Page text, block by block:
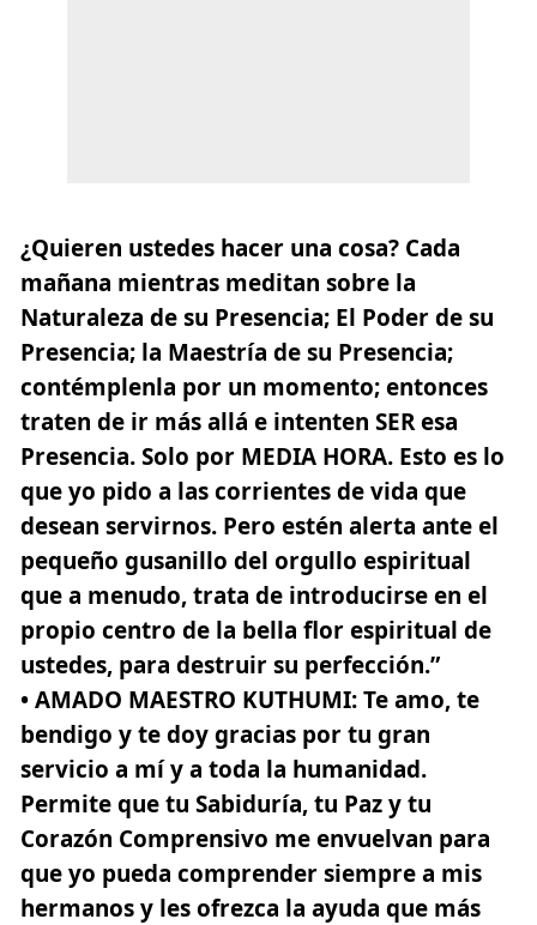
¿Quieren ustedes hacer una cosa? Cada
mañana mientras meditan sobre la
Naturaleza de su Presencia; El Poder de su
Presencia; la Maestría de su Presencia;
contémplenla por un momento; entonces
traten de ir más allá e intenten SER esa
Presencia. Solo por MEDIA HORA. Esto es lo
que yo pido a las corrientes de vida que
desean servirnos. Pero estén alerta ante el
pequeño gusanillo del orgullo espiritual
que a menudo, trata de introducirse en el
propio centro de la bella flor espiritual de
ustedes, para destruir su perfección.”
• AMADO MAESTRO KUTHUMI: Te amo, te
bendigo y te doy gracias por tu gran
servicio a mí y a toda la humanidad.
Permite que tu Sabiduría, tu Paz y tu
Corazón Comprensivo me envuelvan para
que yo pueda comprender siempre a mis
hermanos y les ofrezca la ayuda que más